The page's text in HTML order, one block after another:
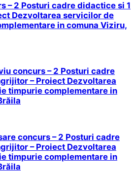
– 2 Posturi cadre didactice si 1
Dezvoltarea servicilor de
in comuna Viziru,
concurs – 2 Posturi cadre
– Proiect Dezvoltarea
timpurie complementare in
concurs – 2 Posturi cadre
– Proiect Dezvoltarea
timpurie complementare in